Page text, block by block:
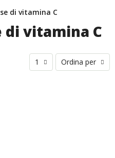
di vitamina C
di vitamina C
1 Ordina per